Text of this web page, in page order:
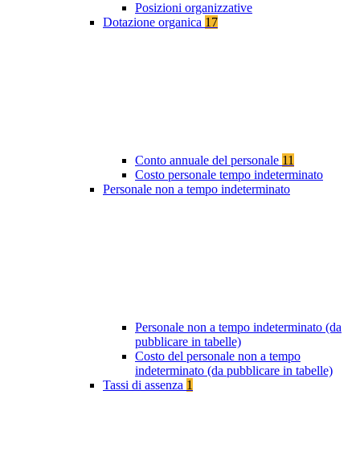
Posizioni organizzative
Dotazione organica 17
Conto annuale del personale 11
Costo personale tempo indeterminato
Personale non a tempo indeterminato
Personale non a tempo indeterminato (da
pubblicare in tabelle)
Costo del personale non a tempo
indeterminato (da pubblicare in tabelle)
Tassi di assenza 1